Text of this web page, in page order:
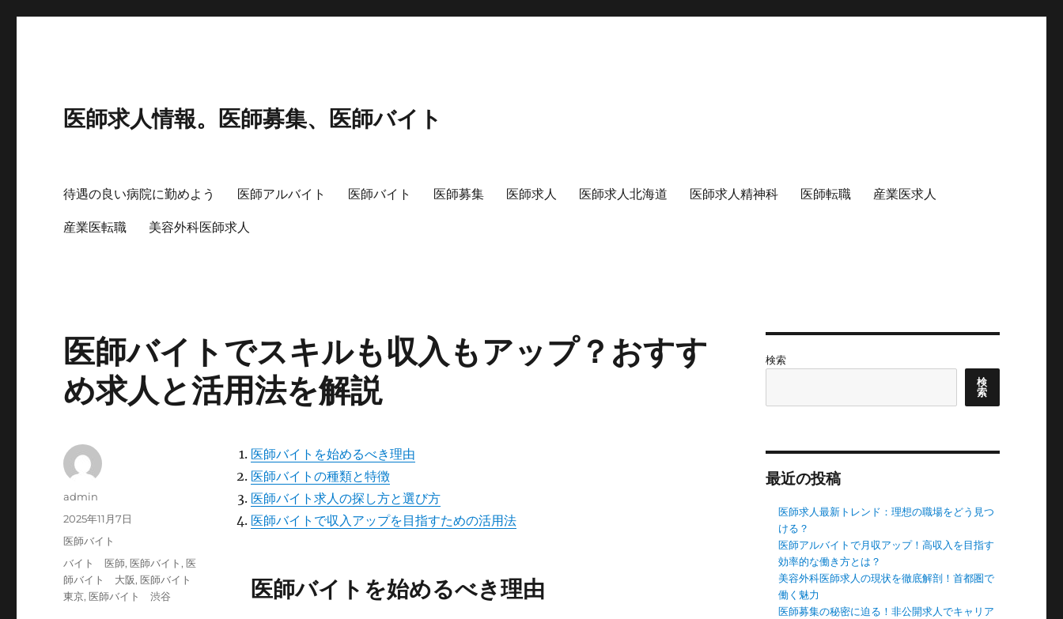
医師求人情報。医師募集、医師バイト
待遇の良い病院に勤めよう 医師アルバイト 医師バイト 医師募集 医師求人 医師求人北海道 医師求人精神科 医師転職 産業医求人
産業医転職 美容外科医師求人
医師バイトでスキルも収入もアップ？おすす
め求人と活用法を解説
医師バイトを始めるべき理由
医師バイトの種類と特徴
医師バイト求人の探し方と選び方
医師バイトで収入アップを目指すための活用法
医師バイトを始めるべき理由
投
admin
投
稿
2025年11月7日
カ
ゴ
リ
医師バイト
タ
グ
バイト 医師, 医師バイト , 医
師バイト 大阪, 医師バイト
東京, 医師バイト 渋谷
検索
検
索
最近の投稿
医師求人最新トレンド：理想の職場をどう見つ
ける？
医師アルバイトで月収アップ！高収入を目指す
効率的な働き方とは？
美容外科医師求人の現状を徹底解剖！首都圏で
働く魅力
医師募集の秘密に迫る！非公開求人でキャリア